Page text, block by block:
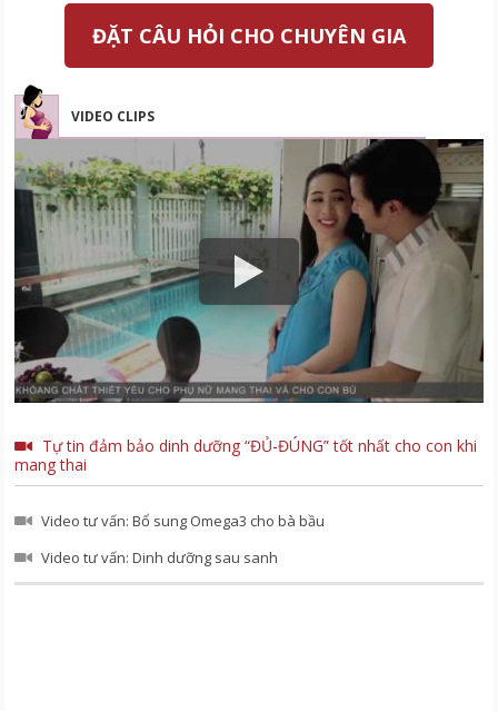
ĐẶT CÂU HỎI CHO CHUYÊN GIA
VIDEO CLIPS
Tự tin đảm bảo dinh dưỡng “ĐỦ-ĐÚNG” tốt nhất cho con khi
mang thai
Video tư vấn: Bổ sung Omega3 cho bà bầu
Video tư vấn: Dinh dưỡng sau sanh